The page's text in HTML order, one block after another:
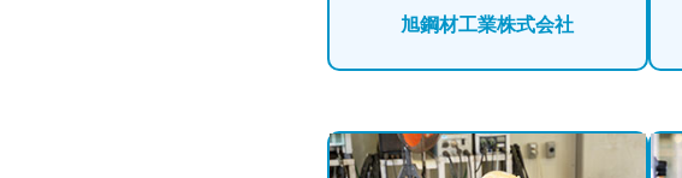
旭鋼材工業株式会社